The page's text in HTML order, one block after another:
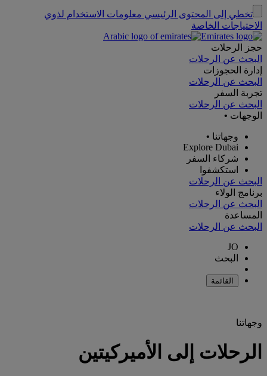
تخطي إلى المحتوى الرئيسي معلومات الاستخدام لذوي
الاحتياجات الخاصة
حجز الرحلات
البحث عن الرحلات
إدارة الحجوزات
البحث عن الرحلات
تجربة السفر
البحث عن الرحلات
الوجهات •
وجهاتنا •
Explore Dubai
شركاء السفر
استكشفوا
البحث عن الرحلات
برنامج الولاء
البحث عن الرحلات
المساعدة
البحث عن الرحلات
JO
البحث
القائمة
وجهاتنا
الرحلات إلى الأميركيتين